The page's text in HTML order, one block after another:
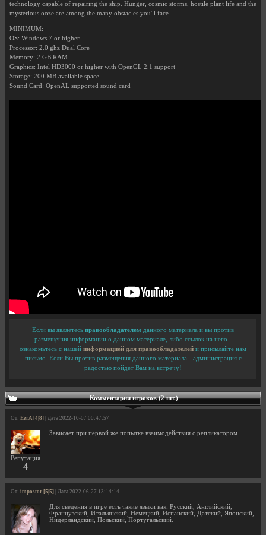
technology capable of repairing the ship. Hunger, cosmic storms, hostile plant life and the
mysterious ooze are among the many obstacles you'll face.
MINIMUM:
OS: Windows 7 or higher
Processor: 2.0 ghz Dual Core
Memory: 2 GB RAM
Graphics: Intel HD3000 or higher with OpenGL 2.1 support
Storage: 200 MB available space
Sound Card: OpenAL supported sound card
Если вы являетесь правообладателем данного материала и вы против
размещения информации о данном материале, либо ссылок на него -
ознакомьтесь с нашей информацией для правообладателей и присылайте нам
письмо. Если Вы против размещения данного материала - администрация с
радостью пойдет Вам на встречу!
Комментарии игроков (2 шт.)
От: EzrA [4|8] | Дата 2022-10-07 00:47:57
Репутация
4
Зависает при первой же попытке взаимодействия с репликатором.
От: impostor [5|5] | Дата 2022-06-27 13:14:14
Для сведения в игре есть такие языки как: Русский, Английский,
Французский, Итальянский, Немецкий, Испанский, Датский, Японский,
Нидерландский, Польский, Португальский.